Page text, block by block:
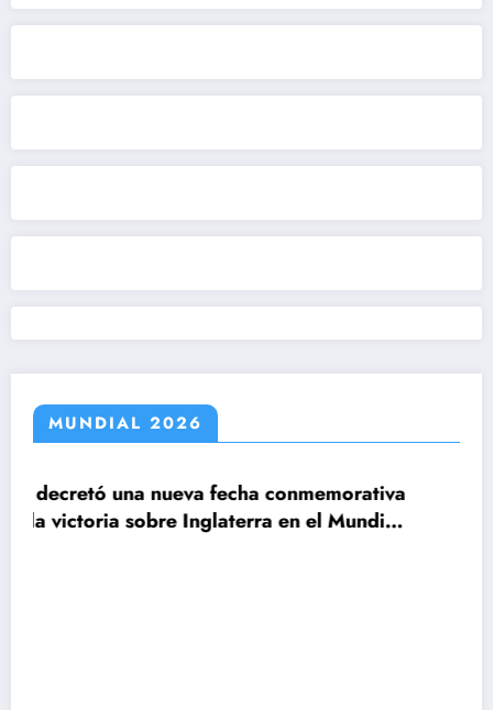
MUNDIAL 2026
conmemorativa
en el Mundial